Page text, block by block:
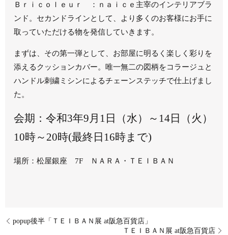
Ｂｒｉｃｏｌｅｕｒ ：ｎａｉｃｅ主宰のインテリアブラ
ンド。セカンドラインとして、より多くのお客様にお手に
取っていただける物を発信していきます。
まずは、その第一弾として、お部屋に明るく楽しく彩りを
添えるクッションカバー。唯一無二の図柄をコラージュと
ハンドル刺繍ミシンによるチェーンステッチで仕上げまし
た。
会期：令和3年9月1日（水）～14日（火）
10時～20時(最終日16時まで)
場所：松屋銀座 7F ＮＡＲＡ・ＴＥＩＢＡＮ
popup後半「ＴＥＩＢＡＮ展 at阪急百貨店」
ＴＥＩＢＡＮ展 at阪急百貨店